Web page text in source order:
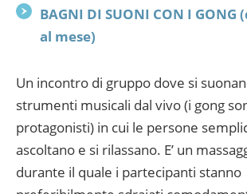
BAGNI DI SUONI CON I GONG
al mese)
Un incontro di gruppo dove si
strumenti musicali dal vivo (i gong
protagonisti) in cui le persone
ascoltano e si rilassano. E’ un
durante il quale i partecipanti stanno